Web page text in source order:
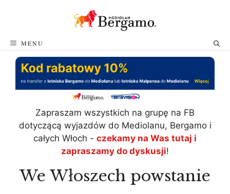
MENU
Zapraszam wszystkich na grupę na FB
dotyczącą wyjazdów do Mediolanu, Bergamo i
całych Włoch - czekamy na Was tutaj i
zapraszamy do dyskusji!
We Włoszech powstanie